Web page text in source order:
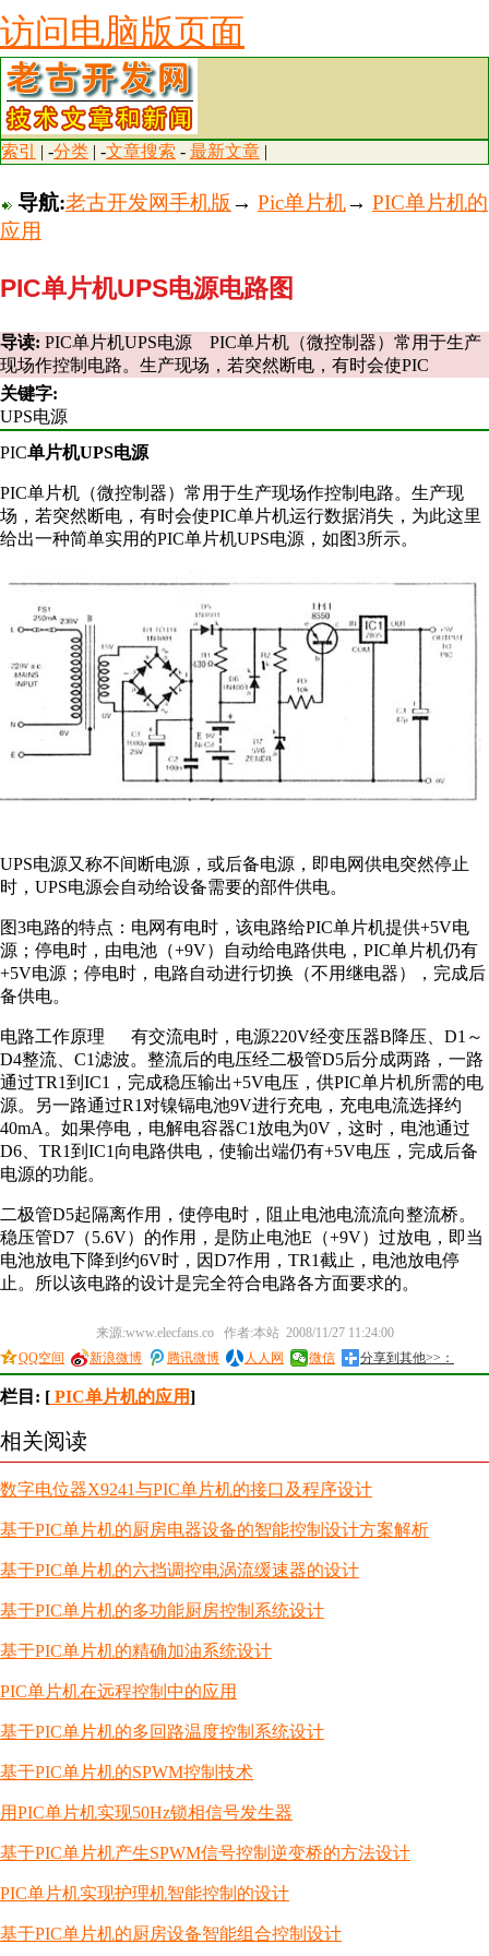
访问电脑版页面
索引 | -分类 | -文章搜索 - 最新文章 |
导航:老古开发网手机版 → Pic单片机→ PIC单片机的
应用
PIC单片机UPS电源电路图
导读: PIC单片机UPS电源 PIC单片机（微控制器）常用于生产
现场作控制电路。生产现场，若突然断电，有时会使PIC
关键字:
UPS电源
PIC单片机UPS电源
PIC单片机（微控制器）常用于生产现场作控制电路。生产现
场，若突然断电，有时会使PIC单片机运行数据消失，为此这里
给出一种简单实用的PIC单片机UPS电源，如图3所示。
UPS电源又称不间断电源，或后备电源，即电网供电突然停止
时，UPS电源会自动给设备需要的部件供电。
图3电路的特点：电网有电时，该电路给PIC单片机提供+5V电
源；停电时，由电池（+9V）自动给电路供电，PIC单片机仍有
+5V电源；停电时，电路自动进行切换（不用继电器），完成后
备供电。
电路工作原理 有交流电时，电源220V经变压器B降压、D1～
D4整流、C1滤波。整流后的电压经二极管D5后分成两路，一路
通过TR1到IC1，完成稳压输出+5V电压，供PIC单片机所需的电
源。另一路通过R1对镍镉电池9V进行充电，充电电流选择约
40mA。如果停电，电解电容器C1放电为0V，这时，电池通过
D6、TR1到IC1向电路供电，使输出端仍有+5V电压，完成后备
电源的功能。
二极管D5起隔离作用，使停电时，阻止电池电流流向整流桥。
稳压管D7（5.6V）的作用，是防止电池E（+9V）过放电，即当
电池放电下降到约6V时，因D7作用，TR1截止，电池放电停
止。所以该电路的设计是完全符合电路各方面要求的。
来源:www.elecfans.co 作者:本站 2008/11/27 11:24:00
QQ空间
新浪微博 腾讯微博 人人网 微信 分享到其他>>：
栏目: [ PIC单片机的应用]
相关阅读
数字电位器X9241与PIC单片机的接口及程序设计
基于PIC单片机的厨房电器设备的智能控制设计方案解析
基于PIC单片机的六挡调控电涡流缓速器的设计
基于PIC单片机的多功能厨房控制系统设计
基于PIC单片机的精确加油系统设计
PIC单片机在远程控制中的应用
基于PIC单片机的多回路温度控制系统设计
基于PIC单片机的SPWM控制技术
用PIC单片机实现50Hz锁相信号发生器
基于PIC单片机产生SPWM信号控制逆变桥的方法设计
PIC单片机实现护理机智能控制的设计
基于PIC单片机的厨房设备智能组合控制设计